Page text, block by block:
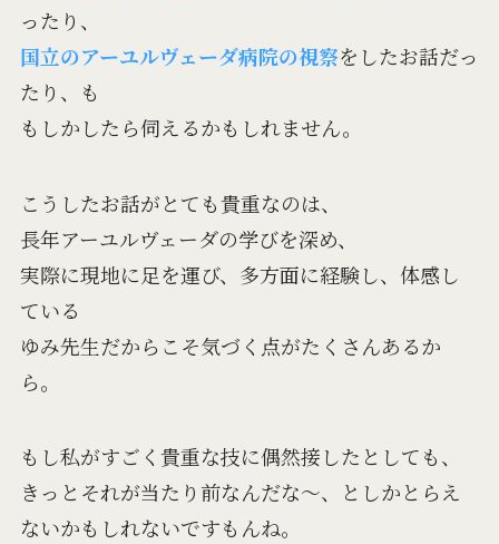
ったり、
国立のアーユルヴェーダ病院の視察をしたお話だっ
たり、も
もしかしたら伺えるかもしれません。
こうしたお話がとても貴重なのは、
長年アーユルヴェーダの学びを深め、
実際に現地に足を運び、多方面に経験し、体感し
ている
ゆみ先生だからこそ気づく点がたくさんあるか
ら。
もし私がすごく貴重な技に偶然接したとしても、
きっとそれが当たり前なんだな〜、としかとらえ
ないかもしれないですもんね。